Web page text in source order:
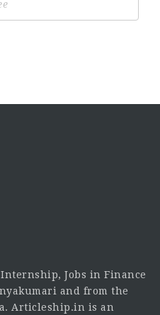
Jobs in Finance
and from the
Articleship.in is an